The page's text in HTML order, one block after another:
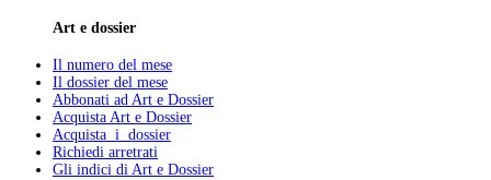
Art e dossier
Il numero del mese
Il dossier del mese
Abbonati ad Art e Dossier
Acquista Art e Dossier
Acquista i dossier
Richiedi arretrati
Gli indici di Art e Dossier